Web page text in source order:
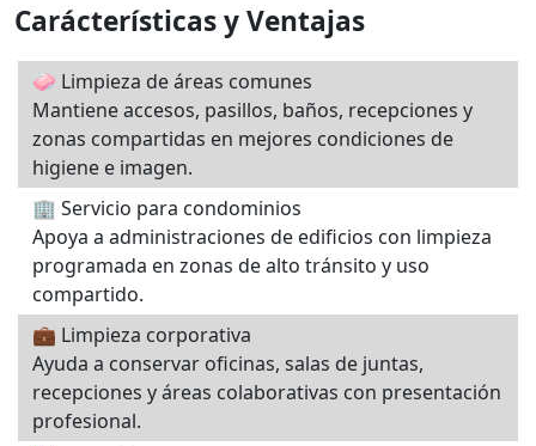
Carácterísticas y Ventajas
🧼 Limpieza de áreas comunes
Mantiene accesos, pasillos, baños, recepciones y
zonas compartidas en mejores condiciones de
higiene e imagen.
🏢 Servicio para condominios
Apoya a administraciones de edificios con limpieza
programada en zonas de alto tránsito y uso
compartido.
💼 Limpieza corporativa
Ayuda a conservar oficinas, salas de juntas,
recepciones y áreas colaborativas con presentación
profesional.